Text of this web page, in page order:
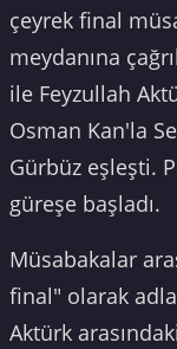
çeyrek final
meydanına
ile Feyzullah
Osman Kan'la
Gürbüz eşleşti.
güreşe başladı.
Müsabakalar
final" olarak
Aktürk